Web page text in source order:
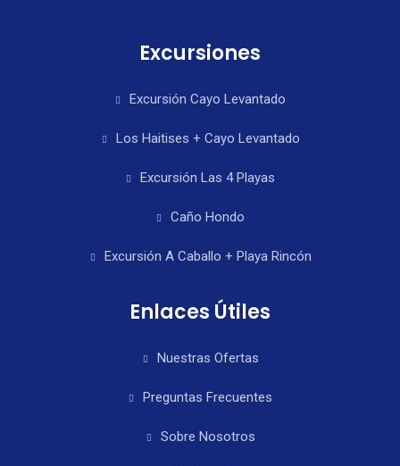
Excursiones
Excursión Cayo Levantado
Los Haitises + Cayo Levantado
Excursión Las 4 Playas
Caño Hondo
Excursión A Caballo + Playa Rincón
Enlaces Útiles
Nuestras Ofertas
Preguntas Frecuentes
Sobre Nosotros